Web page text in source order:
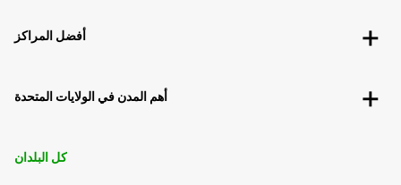
أفضل المراكز
أهم المدن في الولايات المتحدة
كل البلدان